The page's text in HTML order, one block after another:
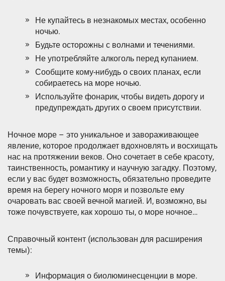
Не купайтесь в незнакомых местах, особенно
ночью.
Будьте осторожны с волнами и течениями.
Не употребляйте алкоголь перед купанием.
Сообщите кому-нибудь о своих планах, если
собираетесь на море ночью.
Используйте фонарик, чтобы видеть дорогу и
предупреждать других о своем присутствии.
Ночное море – это уникальное и завораживающее
явление, которое продолжает вдохновлять и восхищать
нас на протяжении веков. Оно сочетает в себе красоту,
таинственность, романтику и научную загадку. Поэтому,
если у вас будет возможность, обязательно проведите
время на берегу ночного моря и позвольте ему
очаровать вас своей вечной магией. И, возможно, вы
тоже почувствуете, как хорошо ты, о море ночное…
Справочный контент (использован для расширения
темы):
Информация о биолюминесценции в море.